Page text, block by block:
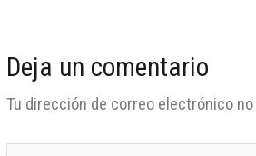
Deja un comentario
Tu dirección de correo electrónico no